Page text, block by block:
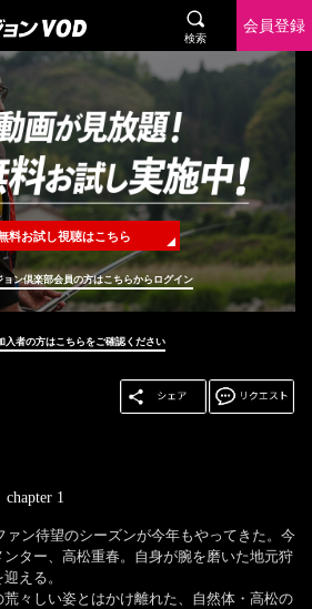
検索
会員登録
料お試し視聴はこちら
ョン倶楽部会員の方はこちらからログイン
入者の方はこちらをご確認ください
chapter 1
ァン待望のシーズンが今年もやってきた。今
ター、高松重春。自身が腕を磨いた地元狩
える。
々しい姿とはかけ離れた、自然体・高松の